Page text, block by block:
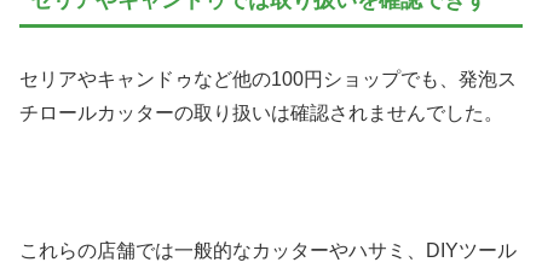
セリアやキャンドゥなど他の100円ショップでも、発泡ス
チロールカッターの取り扱いは確認されませんでした。
これらの店舗では一般的なカッターやハサミ、DIYツール